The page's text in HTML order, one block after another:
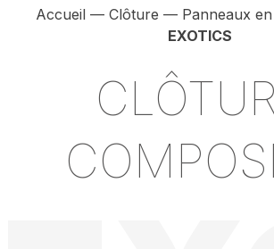
Accueil— Clôture — Panneaux
EXOTICS